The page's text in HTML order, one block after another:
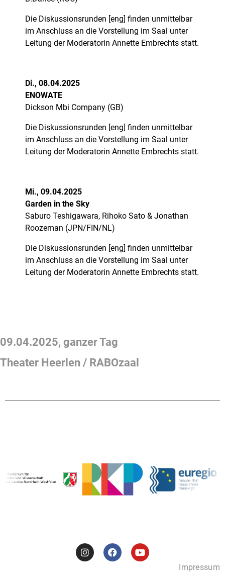
Die Diskussionsrunden [eng] finden unmittelbar
im Anschluss an die Vorstellung im Saal unter
Leitung der Moderatorin Annette Embrechts statt.
Di., 08.04.2025
ENOWATE
Dickson Mbi Company (GB)
Die Diskussionsrunden [eng] finden unmittelbar
im Anschluss an die Vorstellung im Saal unter
Leitung der Moderatorin Annette Embrechts statt.
Mi., 09.04.2025
Garden in the Sky
Saburo Teshigawara, Rihoko Sato & Jonathan
Roozeman (JPN/FIN/NL)
Die Diskussionsrunden [eng] finden unmittelbar
im Anschluss an die Vorstellung im Saal unter
Leitung der Moderatorin Annette Embrechts statt.
09.04.2025, ganzer Tag
Theater Heerlen / RABOzaal
Impressum